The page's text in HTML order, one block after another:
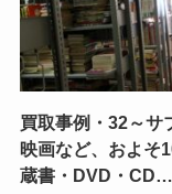
買取事例・32～サ
映画など、およそ
蔵書・DVD・